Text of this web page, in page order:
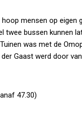
mensen op
bussen kunnen
was met de
Gaast werd door
47.30)